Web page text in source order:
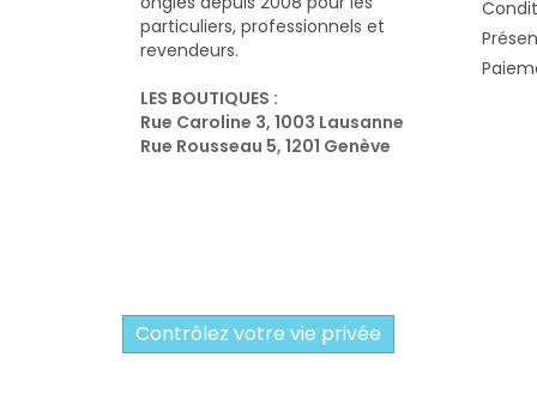
particuliers, professionnels et
revendeurs.
LES BOUTIQUES :
Rue Caroline 3, 1003 Lausanne
Rue Rousseau 5, 1201 Genève
Contrôlez votre vie privée